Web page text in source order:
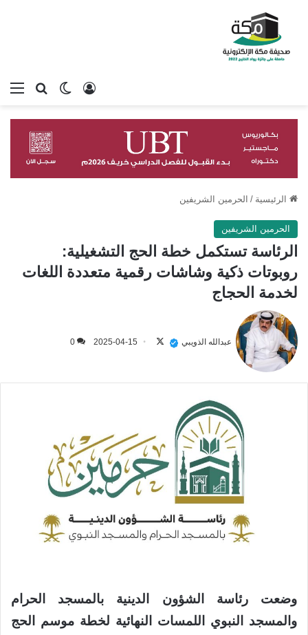
بحثالوضع
تسجيل الدخول
الرئيسية / الحرمين الشريفين
الحرمين الشريفين
الرئاسة تستكمل خطة الحج التشغيلية:
روبوتات ذكية وشاشات رقمية متعددة اللغات
لخدمة الحجاج
عبدالله الذويبي
على
2025-04-15
0
وضعت رئاسة الشؤون الدينية بالمسجد الحرام
والمسجد النبوي اللمسات النهائية لخطة موسم الحج